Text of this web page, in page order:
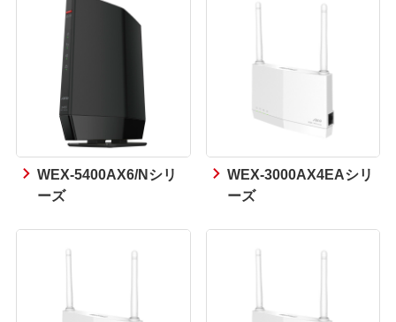
WEX-5400AX6/Nシリ
ーズ
WEX-3000AX4EAシリ
ーズ